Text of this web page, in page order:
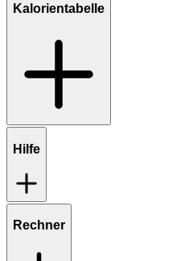
Kalorientabelle
Hilfe
Rechner